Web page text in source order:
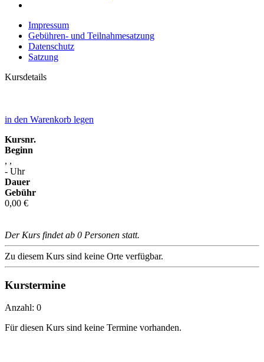
Impressum
Gebühren- und Teilnahmesatzung
Datenschutz
Satzung
Kursdetails
in den Warenkorb legen
Kursnr.
Beginn
, ,
- Uhr
Dauer
Gebühr
0,00 €
Der Kurs findet ab 0 Personen statt.
Zu diesem Kurs sind keine Orte verfügbar.
Kurstermine
Anzahl: 0
Für diesen Kurs sind keine Termine vorhanden.